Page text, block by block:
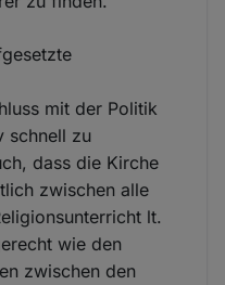
mit der Politik
schnell zu
dass die Kirche
zwischen alle
lt.
wie den
zwischen den